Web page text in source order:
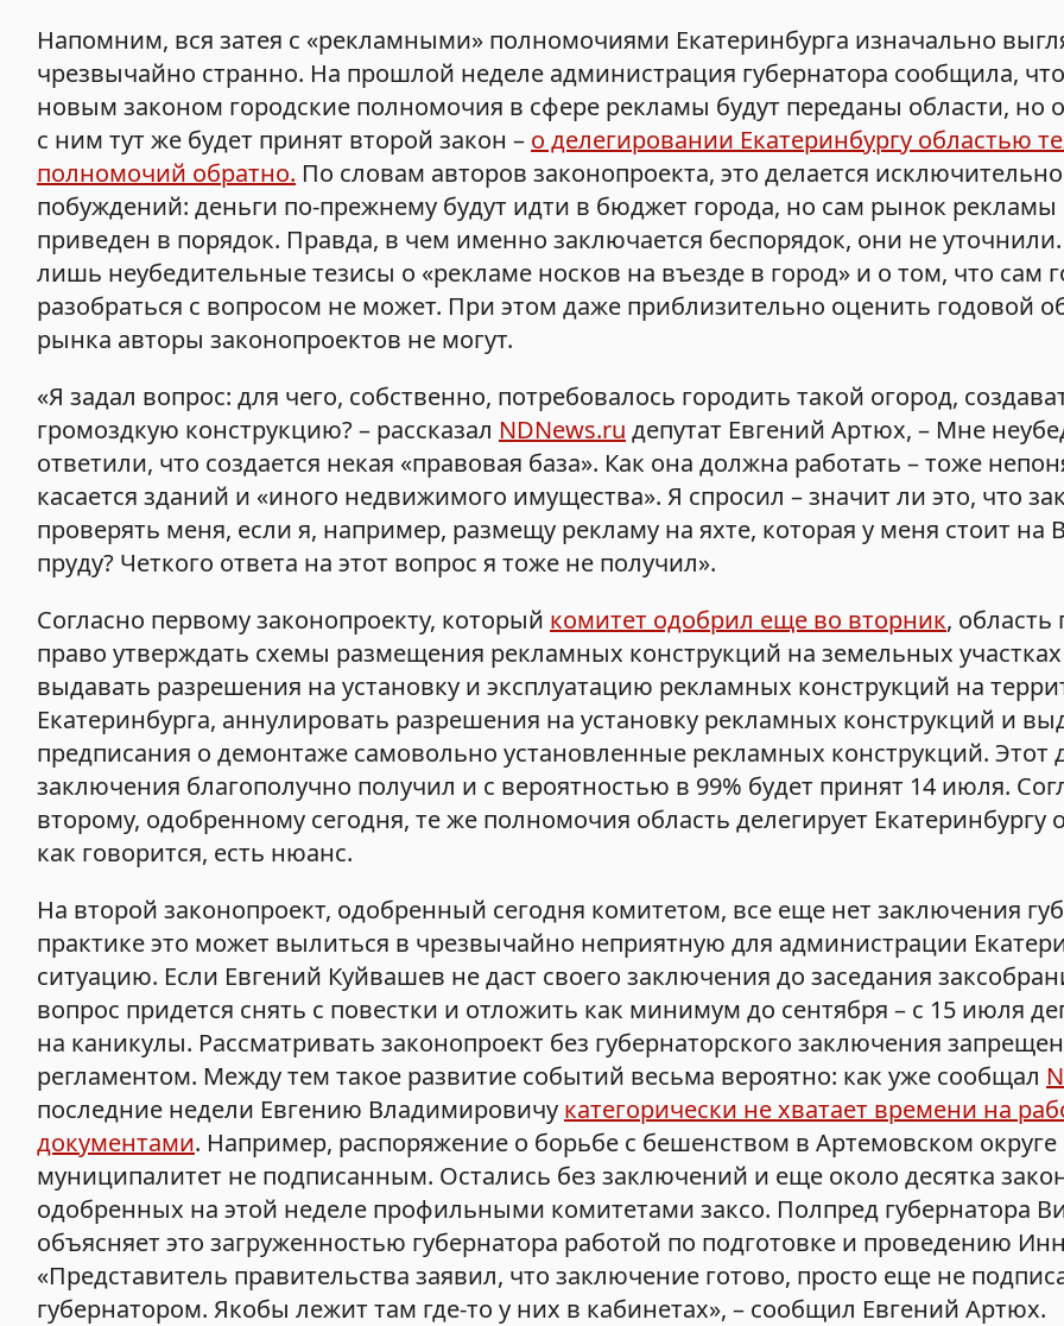
Напомним, вся затея с «рекламными» полномочиями Екатеринбурга изначально
чрезвычайно странно. На прошлой неделе администрация губернатора сообщила,
новым законом городские полномочия в сфере рекламы будут переданы области, но
с ним тут же будет принят второй закон – о делегировании Екатеринбургу областью
полномочий обратно. По словам авторов законопроекта, это делается
побуждений: деньги по-прежнему будут идти в бюджет города, но сам рынок рекламы
приведен в порядок. Правда, в чем именно заключается беспорядок, они не
лишь неубедительные тезисы о «рекламе носков на въезде в город» и о том, что сам
разобраться с вопросом не может. При этом даже приблизительно оценить годовой
рынка авторы законопроектов не могут.
«Я задал вопрос: для чего, собственно, потребовалось городить такой огород,
громоздкую конструкцию? – рассказал NDNews.ru депутат Евгений Артюх, – Мне
ответили, что создается некая «правовая база». Как она должна работать – тоже
касается зданий и «иного недвижимого имущества». Я спросил – значит ли это, что
проверять меня, если я, например, размещу рекламу на яхте, которая у меня стоит на
пруду? Четкого ответа на этот вопрос я тоже не получил».
Согласно первому законопроекту, который комитет одобрил еще во вторник, область
право утверждать схемы размещения рекламных конструкций на земельных
выдавать разрешения на установку и эксплуатацию рекламных конструкций на
Екатеринбурга, аннулировать разрешения на установку рекламных конструкций и
предписания о демонтаже самовольно установленные рекламных конструкций. Этот
заключения благополучно получил и с вероятностью в 99% будет принят 14 июля.
второму, одобренному сегодня, те же полномочия область делегирует Екатеринбургу
как говорится, есть нюанс.
На второй законопроект, одобренный сегодня комитетом, все еще нет заключения
практике это может вылиться в чрезвычайно неприятную для администрации
ситуацию. Если Евгений Куйвашев не даст своего заключения до заседания
вопрос придется снять с повестки и отложить как минимум до сентября – с 15 июля
на каникулы. Рассматривать законопроект без губернаторского заключения
регламентом. Между тем такое развитие событий весьма вероятно: как уже сообщал
последние недели Евгению Владимировичу категорически не хватает времени на
документами. Например, распоряжение о борьбе с бешенством в Артемовском
муниципалитет не подписанным. Остались без заключений и еще около десятка
одобренных на этой неделе профильными комитетами заксо. Полпред губернатора
объясняет это загруженностью губернатора работой по подготовке и проведению
«Представитель правительства заявил, что заключение готово, просто еще не
губернатором. Якобы лежит там где-то у них в кабинетах», – сообщил Евгений Артюх.